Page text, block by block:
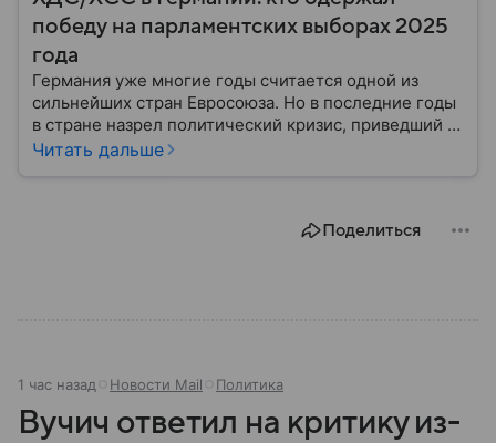
победу на парламентских выборах 2025
года
Германия уже многие годы считается одной из
сильнейших стран Евросоюза. Но в последние годы
в стране назрел политический кризис, приведший к
досрочным выборам в парламент. В статье
Читать дальше
Поделиться
1 час назад Новости Mail Политика
Вучич ответил на критику из-